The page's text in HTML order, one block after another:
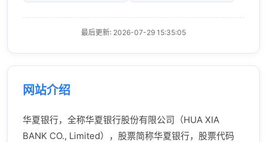
最后更新: 2026-07-29 15:35:05
网站介绍
华夏银行，全称华夏银行股份有限公司（HUA XIA
BANK CO., Limited），股票简称华夏银行，股票代码